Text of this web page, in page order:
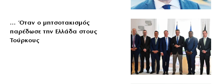
… Όταν ο μητσοτακισμός
παρέδωσε την Ελλάδα στους
Τούρκους